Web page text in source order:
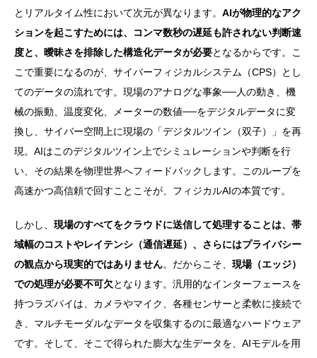
とリアルタイム性において次元が異なります。 AIが物理的なアク
ションを起こすためには、コンマ数秒の遅延も許されない判断速
度と、曖昧さを排除した構造化データが必要となるからです。こ
こで重要になるのが、 サイバーフィジカルシステム（CPS）とし
てのデータの流れです。現場のアナログな事象──人の動き、機
械の振動、温度変化、メーターの数値──をデジタルデータに変
換し、サイバー空間上に現場の「デジタルツイン（双子）」を再
現。AIはこのデジタルツイン上でシミュレーションや判断を行
い、その結果を物理世界へフィードバックします。このループを
高速かつ高信頼で回すことこそが、フィジカルAIの本質です。
しかし、 現場のすべてをクラウドに送信して処理することは、帯
域幅のコストやレイテンシ（通信遅延）、さらにはプライバシー
の観点から現実的ではありません。だからこそ、 現場（エッジ）
での処理が必要不可欠となります。汎用的なインターフェースを
持つラズパイは、カメラやマイク、各種センサーと柔軟に接続で
き、マルチモーダルなデータを収集するのに最適なハードウェア
です。そして、そこで得られた膨大な生データを、AIモデルを用